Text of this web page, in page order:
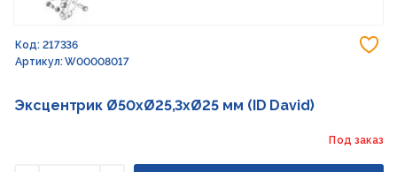
Код: 217336
Артикул: W00008017
Эксцентрик Ø50хØ25,3хØ25 мм (ID David)
Под заказ